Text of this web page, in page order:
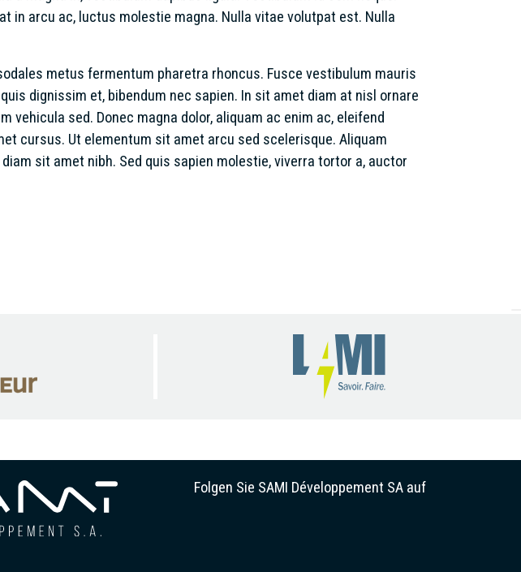
in arcu ac, luctus molestie magna. Nulla vitae volutpat est. Nulla
metus fermentum pharetra rhoncus. Fusce vestibulum mauris
dignissim et, bibendum nec sapien. In sit amet diam at nisl ornare
sed. Donec magna dolor, aliquam ac enim ac, eleifend
cursus. Ut elementum sit amet arcu sed scelerisque. Aliquam
sit amet nibh. Sed quis sapien molestie, viverra tortor a, auctor
Folgen Sie SAMI Développement SA auf